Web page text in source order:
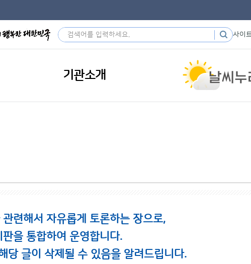
사이
기관소개
련해서 자유롭게 토론하는 장으로,
을 통합하여 운영합니다.
당 글이 삭제될 수 있음을 알려드립니다.